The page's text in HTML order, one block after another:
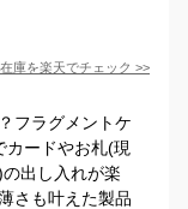
庫を楽天でチェック >>
フラグメントケ
カードやお札(現
出し入れが楽
さも叶えた製品